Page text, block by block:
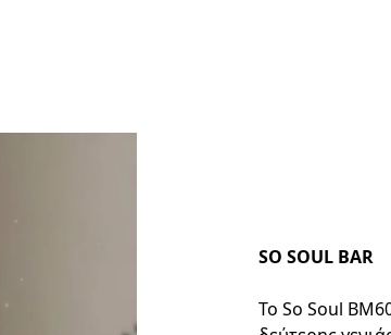
SO SOUL BAR
Το So Soul